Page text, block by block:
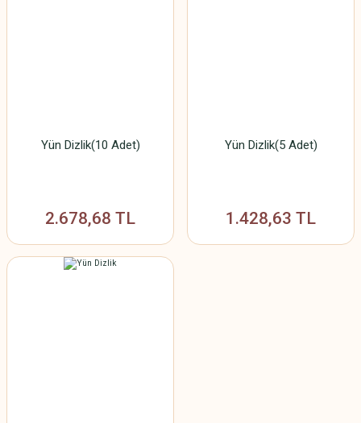
Yün Dizlik(10 Adet)
2.678,68 TL
Yün Dizlik(5 Adet)
1.428,63 TL